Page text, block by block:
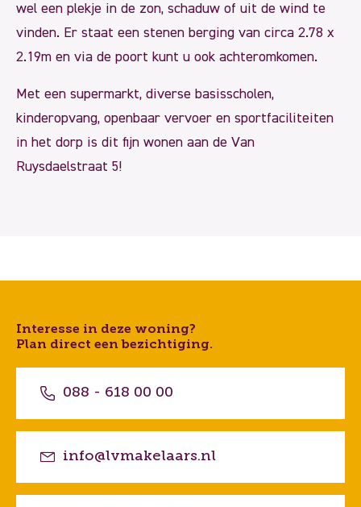
wel een plekje in de zon, schaduw of uit de wind te
vinden. Er staat een stenen berging van circa 2.78 x
2.19m en via de poort kunt u ook achteromkomen.
Met een supermarkt, diverse basisscholen,
kinderopvang, openbaar vervoer en sportfaciliteiten
in het dorp is dit fijn wonen aan de Van
Ruysdaelstraat 5!
Interesse in deze woning?
Plan direct een bezichtiging.
088 - 618 00 00
info@lvmakelaars.nl